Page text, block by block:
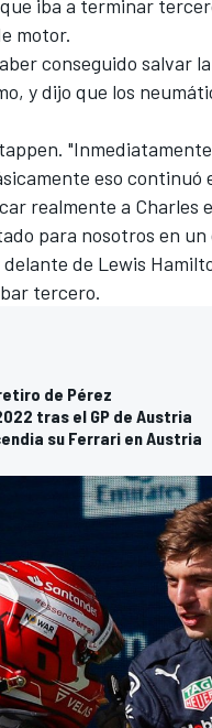
iba a terminar
motor.
conseguido salvar
y dijo que los
eso continuó
realmente a Charles
para nosotros en un
de Lewis
tercero.
de Pérez
tras el GP de Austria
su Ferrari en Austria